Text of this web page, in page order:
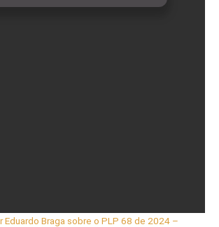
Eduardo Braga sobre o PLP 68 de 2024 –